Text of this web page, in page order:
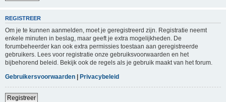
REGISTREER
Om je te kunnen aanmelden, moet je geregistreerd zijn. Registratie neemt
enkele minuten in beslag, maar geeft je extra mogelijkheden. De
forumbeheerder kan ook extra permissies toestaan aan geregistreerde
gebruikers. Lees voor registratie onze gebruiksvoorwaarden en het
bijbehorend beleid. Bekijk ook de regels als je gebruik maakt van het forum.
Gebruikersvoorwaarden | Privacybeleid
Registreer